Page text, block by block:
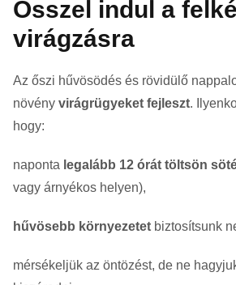
Ősszel indul a
virágzásra
Az őszi hűvösödés és rövidülő
növény virágrügyeket fejleszt.
hogy:
naponta legalább 12 órát töltsön
vagy árnyékos helyen),
hűvösebb környezetet biztosítsunk
mérsékeljük az öntözést, de ne